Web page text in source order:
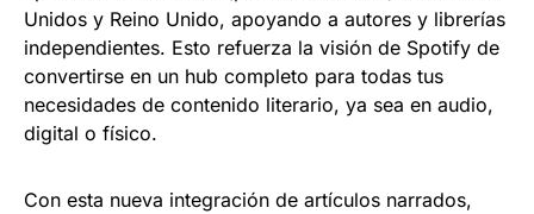
Unidos y Reino Unido, apoyando a autores y librerías
independientes. Esto refuerza la visión de Spotify de
convertirse en un hub completo para todas tus
necesidades de contenido literario, ya sea en audio,
digital o físico.
Con esta nueva integración de artículos narrados,